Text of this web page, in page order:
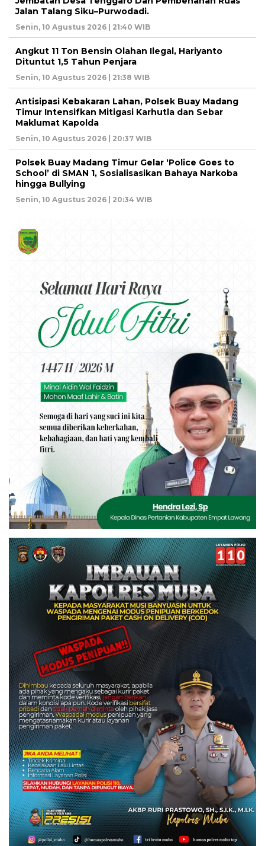
Jalan Talang Siku–Purwodadi.
Senin, 10 Agustus 2026 | 21:40 WIB
Angkut 11 Ton Bensin Olahan Ilegal, Hariyanto
Dituntut 1,5 Tahun Penjara
Senin, 10 Agustus 2026 | 21:38 WIB
Antisipasi Kebakaran Lahan, Polsek Buay Madang
Timur Intensifkan Mitigasi Karhutla dan Sebar
Maklumat Kapolda
Senin, 10 Agustus 2026 | 20:37 WIB
Polsek Buay Madang Timur Gelar ‘Police Goes to
School’ di SMAN 1, Sosialisasikan Bahaya Narkoba
hingga Bullying
Senin, 10 Agustus 2026 | 20:34 WIB